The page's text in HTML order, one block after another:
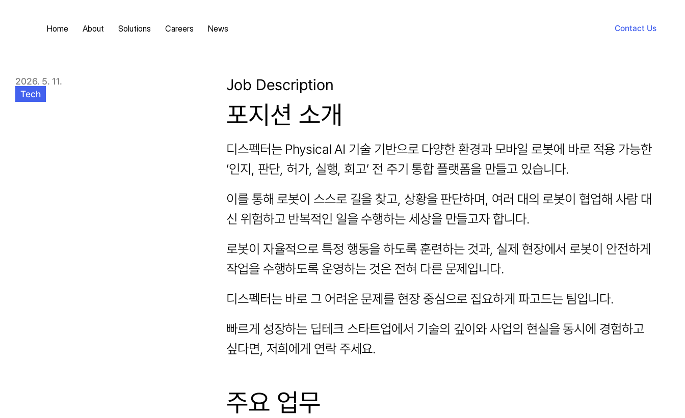
2026. 5. 11.
Tech
Job Description
포지션 소개
디스펙터는 Physical AI 기술 기반으로 다양한 환경과 모바일 로봇에 바로 적용 가능한
‘인지, 판단, 허가, 실행, 회고’ 전 주기 통합 플랫폼을 만들고 있습니다.
이를 통해 로봇이 스스로 길을 찾고, 상황을 판단하며, 여러 대의 로봇이 협업해 사람 대
신 위험하고 반복적인 일을 수행하는 세상을 만들고자 합니다.
로봇이 자율적으로 특정 행동을 하도록 훈련하는 것과, 실제 현장에서 로봇이 안전하게
작업을 수행하도록 운영하는 것은 전혀 다른 문제입니다.
디스펙터는 바로 그 어려운 문제를 현장 중심으로 집요하게 파고드는 팀입니다.
빠르게 성장하는 딥테크 스타트업에서 기술의 깊이와 사업의 현실을 동시에 경험하고
싶다면, 저희에게 연락 주세요.
주요 업무
Home About Solutions Careers News Contact Us